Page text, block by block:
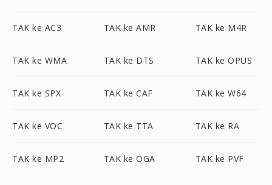
TAK ke AC3 TAK ke AMR TAK ke M4R
TAK ke WMA TAK ke DTS TAK ke OPUS
TAK ke SPX TAK ke CAF TAK ke W64
TAK ke VOC TAK ke TTA TAK ke RA
TAK ke MP2 TAK ke OGA TAK ke PVF